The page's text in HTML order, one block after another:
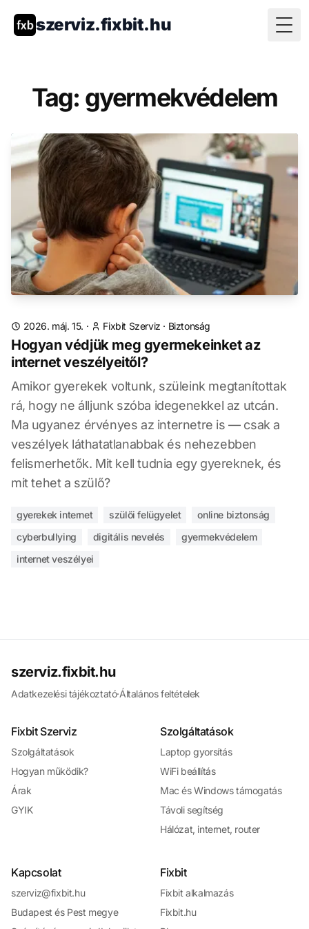
szerviz.fixbit.hu
Tag: gyermekvédelem
2026. máj. 15. · Fixbit Szerviz · Biztonság
Hogyan védjük meg gyermekeinket az
internet veszélyeitől?
Amikor gyerekek voltunk, szüleink megtanítottak
rá, hogy ne álljunk szóba idegenekkel az utcán.
Ma ugyanez érvényes az internetre is — csak a
veszélyek láthatatlanabbak és nehezebben
felismerhetők. Mit kell tudnia egy gyereknek, és
mit tehet a szülő?
gyerekek internet szülői felügyelet
online biztonság
cyberbullying
digitális nevelés
gyermekvédelem
internet veszélyei
szerviz.fixbit.hu
Adatkezelési tájékoztató·Általános feltételek
Fixbit Szerviz
Szolgáltatások
Hogyan működik?
Árak
GYIK
Szolgáltatások
Laptop gyorsítás
WiFi beállítás
Mac és Windows támogatás
Távoli segítség
Hálózat, internet, router
Kapcsolat
szerviz@fixbit.hu
Budapest és Pest megye
Fixbit
Fixbit alkalmazás
Fixbit.hu